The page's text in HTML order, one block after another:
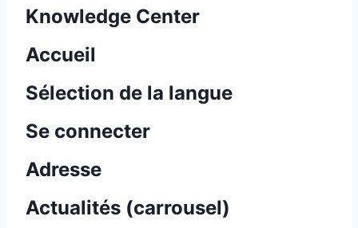
Knowledge Center
Accueil
Sélection de la langue
Se connecter
Adresse
Actualités (carrousel)